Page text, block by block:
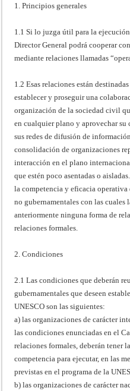
1. Principios generales
1.1 Si lo juzga útil para la
Director General podrá cooperar
mediante relaciones llamadas
1.2 Esas relaciones están
establecer y proseguir una
organización de la sociedad civil
en cualquier plano y aprovechar
sus redes de difusión de
consolidación de organizaciones
interacción en el plano
que estén poco asentadas o
la competencia y eficacia
no gubernamentales con las cuales
anteriormente ninguna forma de
relaciones formales.
2. Condiciones
2.1 Las condiciones que deberán
gubernamentales que deseen
UNESCO son las siguientes:
a) las organizaciones de carácter
las condiciones enunciadas en el
relaciones formales, deberán tener
competencia para ejecutar, en las
previstas en el programa de la
b) las organizaciones de carácter